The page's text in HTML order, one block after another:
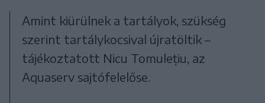
Amint kiürülnek a tartályok, szükség
szerint tartálykocsival újratöltik –
tájékoztatott Nicu Tomulețiu, az
Aquaserv sajtófelelőse.